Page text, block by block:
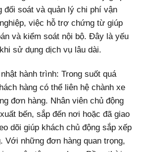
đối soát và quản lý chi phí vận
việc hỗ trợ chứng từ giúp
và kiểm soát nội bộ. Đây là yếu
sử dụng dịch vụ lâu dài.
hành trình: Trong suốt quá
hàng có thể liên hệ chành xe
đơn hàng. Nhân viên chủ động
bến, sắp đến nơi hoặc đã giao
dõi giúp khách chủ động sắp xếp
Với những đơn hàng quan trọng,